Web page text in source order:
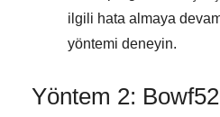
ilgili hata almaya
yöntemi deneyin.
Yöntem 2: